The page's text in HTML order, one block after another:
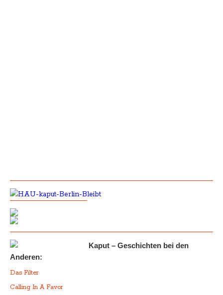
Kaput – Geschichten bei den
Anderen:
Das Filter
Calling In A Favor